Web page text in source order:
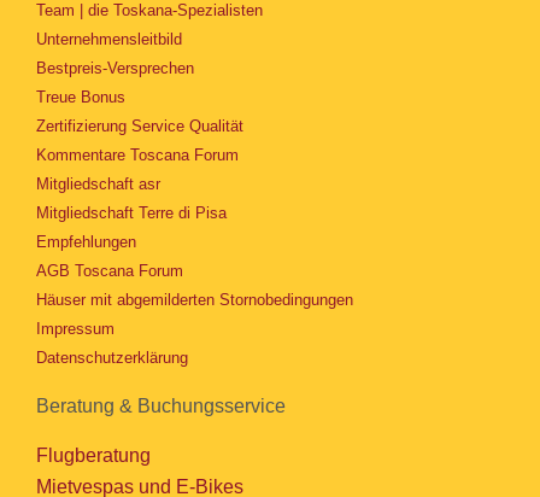
Team | die Toskana-Spezialisten
Unternehmensleitbild
Bestpreis-Versprechen
Treue Bonus
Zertifizierung Service Qualität
Kommentare Toscana Forum
Mitgliedschaft asr
Mitgliedschaft Terre di Pisa
Empfehlungen
AGB Toscana Forum
Häuser mit abgemilderten Stornobedingungen
Impressum
Datenschutzerklärung
Beratung & Buchungsservice
Flugberatung
Mietvespas und E-Bikes